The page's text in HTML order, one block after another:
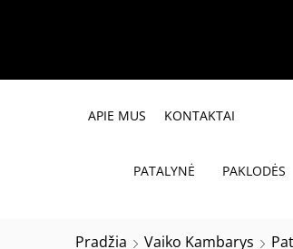
APIE MUS KONTAKTAI
PATALYNĖ PAKLODĖS
Pradžia Vaiko Kambarys